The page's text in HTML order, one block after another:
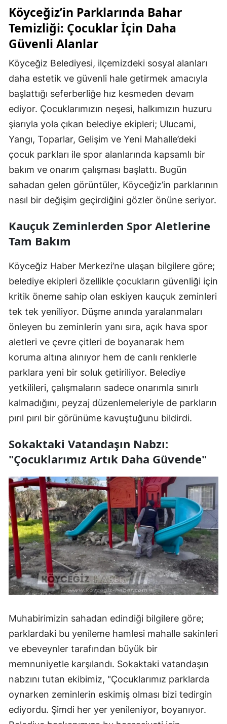
Köyceğiz’in Parklarında Bahar
Temizliği: Çocuklar İçin Daha
Güvenli Alanlar
Köyceğiz Belediyesi, ilçemizdeki sosyal alanları
daha estetik ve güvenli hale getirmek amacıyla
başlattığı seferberliğe hız kesmeden devam
ediyor. Çocuklarımızın neşesi, halkımızın huzuru
şiarıyla yola çıkan belediye ekipleri; Ulucami,
Yangı, Toparlar, Gelişim ve Yeni Mahalle’deki
çocuk parkları ile spor alanlarında kapsamlı bir
bakım ve onarım çalışması başlattı. Bugün
sahadan gelen görüntüler, Köyceğiz’in parklarının
nasıl bir değişim geçirdiğini gözler önüne seriyor.
Kauçuk Zeminlerden Spor Aletlerine
Tam Bakım
Köyceğiz Haber Merkezi’ne ulaşan bilgilere göre;
belediye ekipleri özellikle çocukların güvenliği için
kritik öneme sahip olan eskiyen kauçuk zeminleri
tek tek yeniliyor. Düşme anında yaralanmaları
önleyen bu zeminlerin yanı sıra, açık hava spor
aletleri ve çevre çitleri de boyanarak hem
koruma altına alınıyor hem de canlı renklerle
parklara yeni bir soluk getiriliyor. Belediye
yetkilileri, çalışmaların sadece onarımla sınırlı
kalmadığını, peyzaj düzenlemeleriyle de parkların
pırıl pırıl bir görünüme kavuştuğunu bildirdi.
Sokaktaki Vatandaşın Nabzı:
"Çocuklarımız Artık Daha Güvende"
Muhabirimizin sahadan edindiği bilgilere göre;
parklardaki bu yenileme hamlesi mahalle sakinleri
ve ebeveynler tarafından büyük bir
memnuniyetle karşılandı. Sokaktaki vatandaşın
nabzını tutan ekibimiz, "Çocuklarımız parklarda
oynarken zeminlerin eskimiş olması bizi tedirgin
ediyordu. Şimdi her yer yenileniyor, boyanıyor.